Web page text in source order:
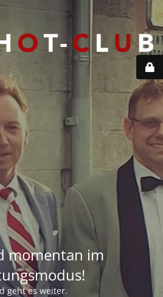
momentan im
geht es weiter.